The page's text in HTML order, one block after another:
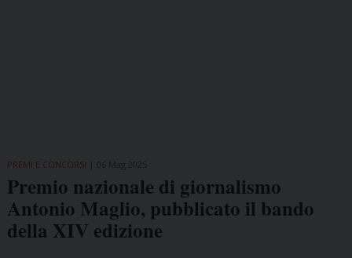
PREMI E CONCORSI
Premio nazionale di giornalismo
Antonio Maglio, pubblicato il bando
della XIV edizione